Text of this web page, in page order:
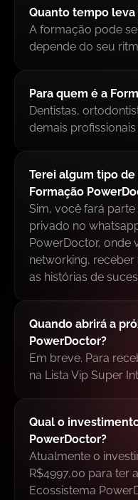
Quanto tempo
A formação pode
depende do seu
Para quem é a
Dentistas,
demais
Terei algum tipo
Formação
Sim, você fará
privado no
PowerDoctor, onde
networking,
as histórias de
Quando abrirá a
PowerDoctor?
Em breve. Para
na Lista Vip Super
Qual o
PowerDoctor?
Atualmente o
R$4997,00 para ter
Ecossistema